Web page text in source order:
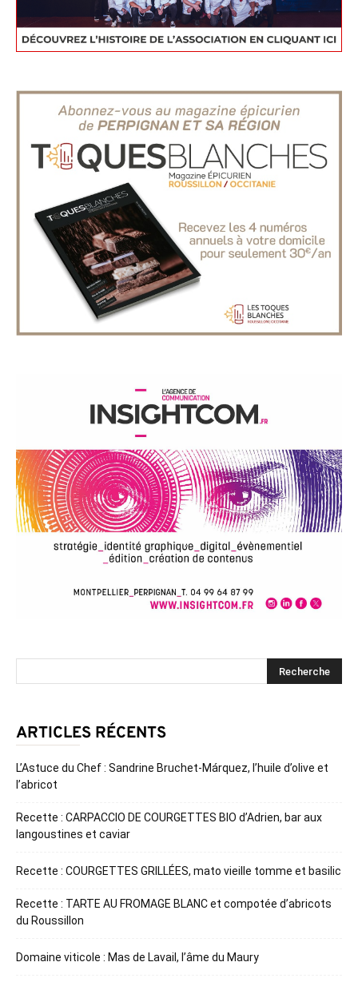
ARTICLES RÉCENTS
L’Astuce du Chef : Sandrine Bruchet-Márquez, l’huile d’olive et
l’abricot
Recette : CARPACCIO DE COURGETTES BIO d’Adrien, bar aux
langoustines et caviar
Recette : COURGETTES GRILLÉES, mato vieille tomme et basilic
Recette : TARTE AU FROMAGE BLANC et compotée d’abricots
du Roussillon
Domaine viticole : Mas de Lavail, l’âme du Maury